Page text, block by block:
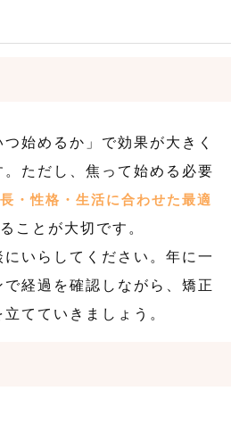
始めるか」で効果が大きく
ただし、焦って始める必要
・性格・生活に合わせた最適
ことが大切です。
いらしてください。年に一
経過を確認しながら、矯正
てていきましょう。